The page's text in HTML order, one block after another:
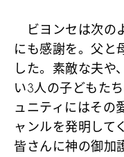
ビヨンセは次の
にも感謝を。父と
した。素敵な夫や
い3人の子どもた
ュニティにはその
ャンルを発明して
皆さんに神の御加